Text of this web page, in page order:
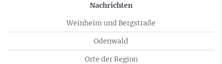
Nachrichten
Weinheim und Bergstraße
Odenwald
Orte der Region